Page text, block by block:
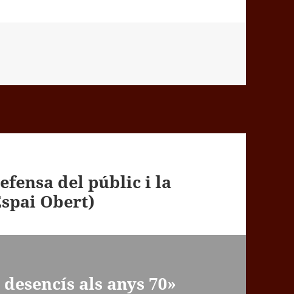
del públic i la
Obert)
als anys 70»